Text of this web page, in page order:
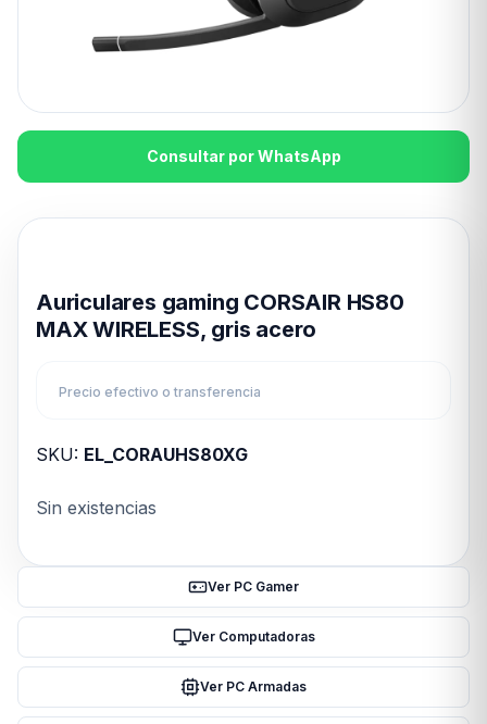
Consultar por WhatsApp
Auriculares gaming CORSAIR HS80
MAX WIRELESS, gris acero
Precio efectivo o transferencia
SKU: EL_CORAUHS80XG
Sin existencias
Ver PC Gamer
Ver Computadoras
Ver PC Armadas